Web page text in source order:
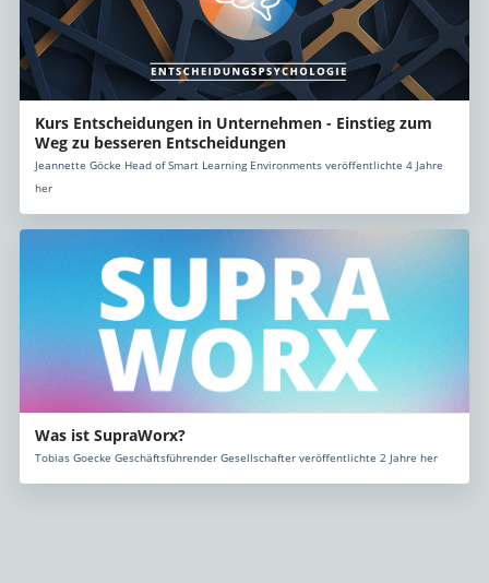
Kurs Entscheidungen in Unternehmen - Einstieg zum
Weg zu besseren Entscheidungen
Jeannette Göcke Head of Smart Learning Environments veröffentlichte 4 Jahre
her
Was ist SupraWorx?
Tobias Goecke Geschäftsführender Gesellschafter veröffentlichte 2 Jahre her